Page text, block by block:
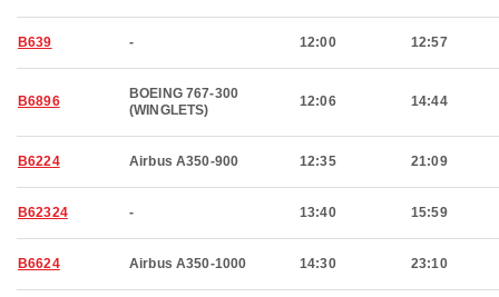
B639 - 12:00 12:57
B6896
BOEING 767-300
(WINGLETS)
12:06 14:44
B6224 Airbus A350-900 12:35 21:09
B62324 - 13:40 15:59
B6624 Airbus A350-1000 14:30 23:10